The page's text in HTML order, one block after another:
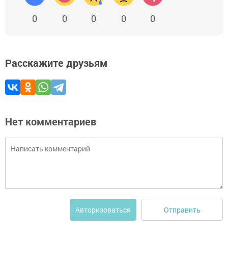
0 0 0 0 0
Расскажите друзьям
Нет комментариев
Авторизоваться Отправить